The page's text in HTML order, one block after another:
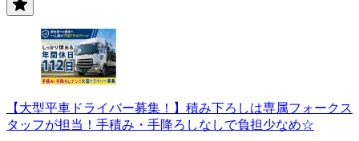
【大型平車ドライバー募集！】積み下ろしは専属フォークス
タッフが担当！手積み・手降ろしなしで負担少なめ☆